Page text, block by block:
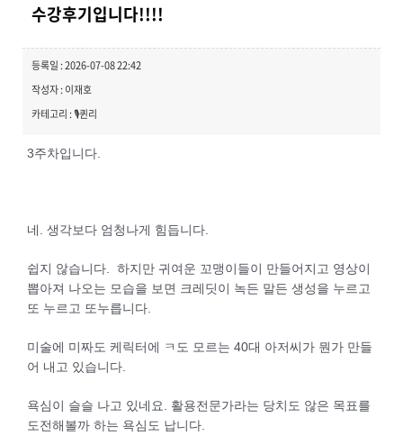
수강후기입니다!!!!
등록일 : 2026-07-08 22:42
작성자 : 이재호
카테고리 : 🎙️퀸리
3주차입니다.
네. 생각보다 엄청나게 힘듭니다.
쉽지 않습니다. 하지만 귀여운 꼬맹이들이 만들어지고 영상이
뽑아져 나오는 모습을 보면 크레딧이 녹든 말든 생성을 누르고
또 누르고 또누릅니다.
미술에 미짜도 케릭터에 ㅋ도 모르는 40대 아저씨가 뭔가 만들
어 내고 있습니다.
욕심이 슬슬 나고 있네요. 활용전문가라는 당치도 않은 목표를
도전해볼까 하는 욕심도 납니다.